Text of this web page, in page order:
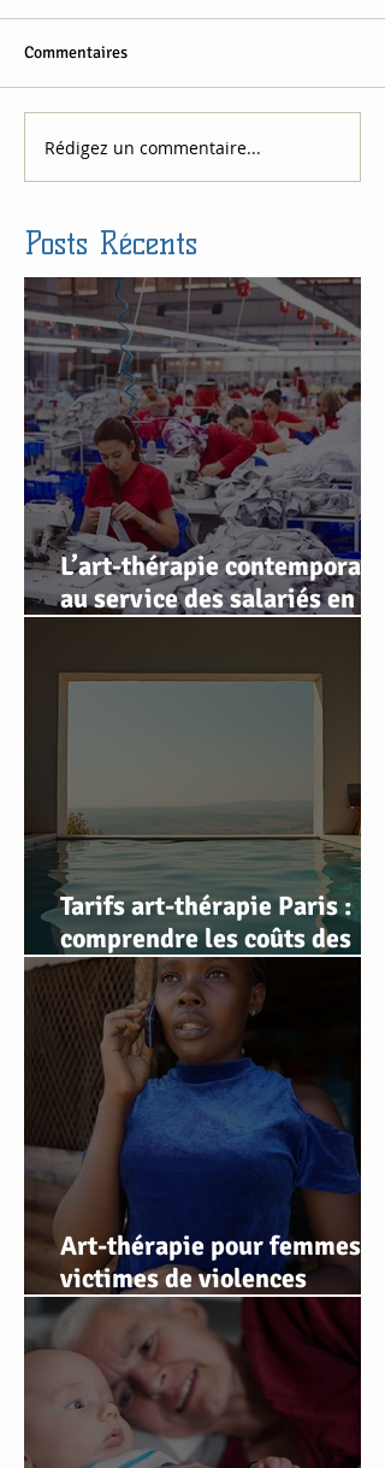
Commentaires
Rédigez un commentaire...
Posts Récents
L’art-thérapie contemporaine
au service des salariés en
Tarifs art-thérapie Paris :
comprendre les coûts des
séances d'art-thérapie
Art-thérapie pour femmes
victimes de violences
conjugales